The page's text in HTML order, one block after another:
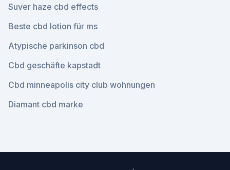
Suver haze cbd effects
Beste cbd lotion für ms
Atypische parkinson cbd
Cbd geschäfte kapstadt
Cbd minneapolis city club wohnungen
Diamant cbd marke